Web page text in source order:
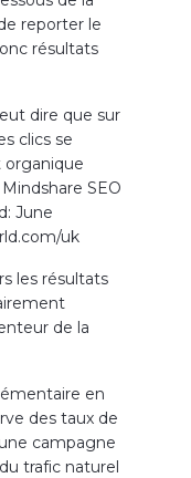
reporter le
résultats
dire que sur
clics se
organique
SEO
June
uk
les résultats
de la
en
des taux de
campagne
trafic naturel